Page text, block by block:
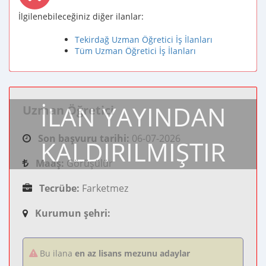
İlgilenebileceğiniz diğer ilanlar:
Tekirdağ Uzman Öğretici İş İlanları
Tüm Uzman Öğretici İş İlanları
İLAN YAYINDAN
KALDIRILMIŞTIR
Uzman Öğretici
Son başvuru tarihi: 06-07-2026
Maaş: Görüşülür
Tecrübe: Farketmez
Kurumun şehri:
Bu ilana en az lisans mezunu adaylar